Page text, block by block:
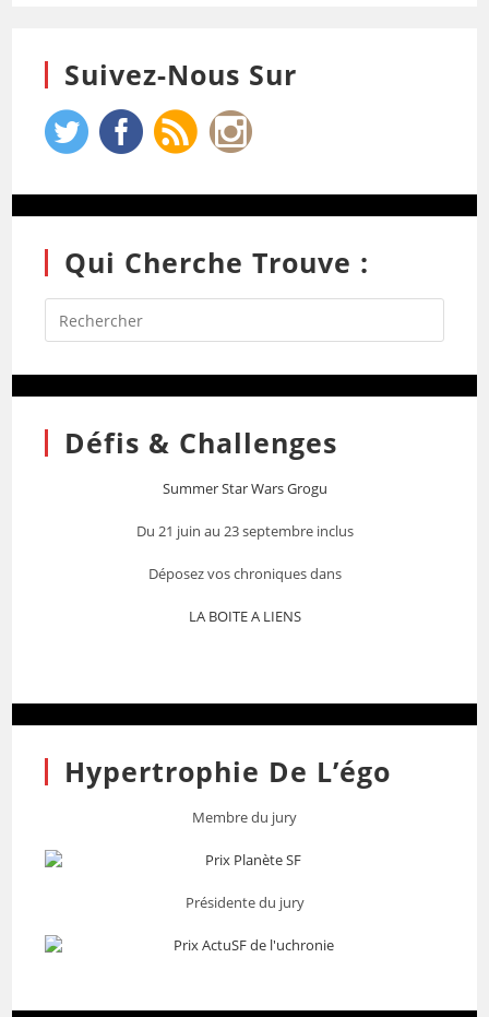
Suivez-Nous Sur
Qui Cherche Trouve :
Défis & Challenges
Summer Star Wars Grogu
Du 21 juin au 23 septembre inclus
Déposez vos chroniques dans
LA BOITE A LIENS
Hypertrophie De L’égo
Membre du jury
Présidente du jury